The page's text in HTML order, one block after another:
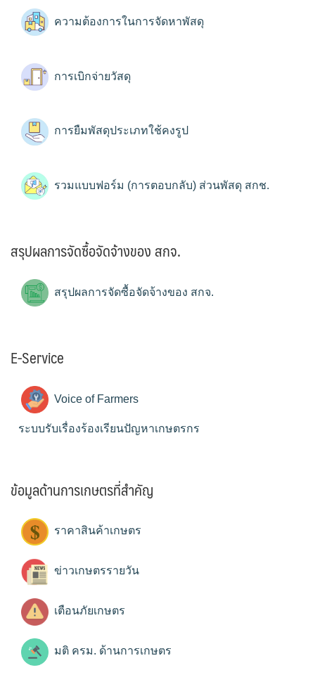
ความต้องการในการจัดหาพัสดุ
การเบิกจ่ายวัสดุ
การยืมพัสดุประเภทใช้คงรูป
รวมแบบฟอร์ม (การตอบกลับ) ส่วนพัสดุ สกช.
สรุปผลการจัดซื้อจัดจ้างของ สกจ.
สรุปผลการจัดซื้อจัดจ้างของ สกจ.
E-Service
Voice of Farmers
ระบบรับเรื่องร้องเรียนปัญหาเกษตรกร
ข้อมูลด้านการเกษตรที่สำคัญ
ราคาสินค้าเกษตร
ข่าวเกษตรรายวัน
เตือนภัยเกษตร
มติ ครม. ด้านการเกษตร